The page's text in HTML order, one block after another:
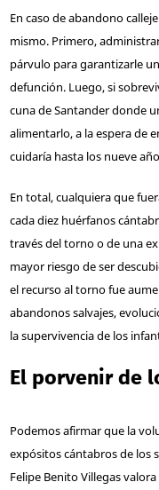
En caso de abandono
mismo. Primero,
párvulo para garantizarle
defunción. Luego, si
cuna de Santander donde
alimentarlo, a la espera de
cuidaría hasta los nueve
En total, cualquiera que
cada diez huérfanos
través del torno o de una
mayor riesgo de ser
el recurso al torno fue
abandonos salvajes,
la supervivencia de los
El porvenir de
Podemos afirmar que la
expósitos cántabros de los
Felipe Benito Villegas